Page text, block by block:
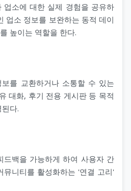
업소에 대한 실제 경험을 공유하
업소 정보를 보완하는 동적 데이
높이는 역할을 한다.
를 교환하거나 소통할 수 있는
대화, 후기 전용 게시판 등 목적
다.
드백을 가능하게 하여 사용자 간
뮤니티를 활성화하는 '연결 고리'